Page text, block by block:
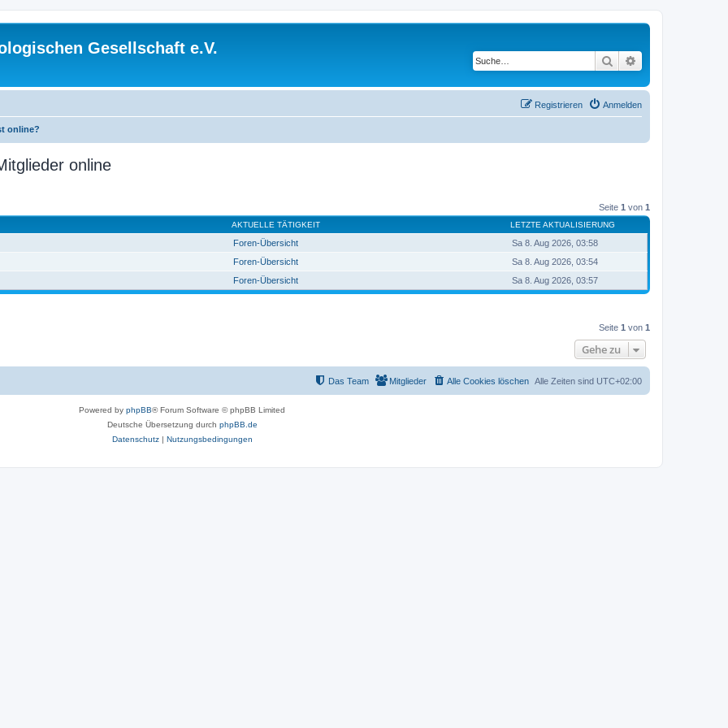
Gesellschaft e.V.
Suche
Anmelden
Registrieren
online?
online
Seite 1 von 1
AKTUELLE TÄTIGKEIT LETZTE AKTUALISIERUNG
Foren-Übersicht
Sa 8. Aug 2026, 03:58
Foren-Übersicht
Sa 8. Aug 2026, 03:54
Foren-Übersicht Sa 8. Aug 2026, 03:57
Seite 1 von 1
Gehe zu
Alle Zeiten sind UTC+02:00
Alle Cookies löschen
Mitglieder
Das Team
Powered by phpBB® Forum Software © phpBB Limited
Deutsche Übersetzung durch phpBB.de
Datenschutz| Nutzungsbedingungen